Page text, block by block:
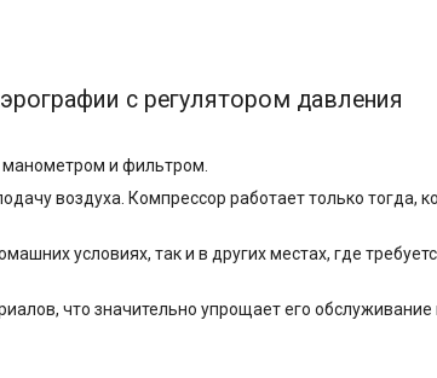
с регулятором давления
манометром и фильтром.
воздуха. Компрессор работает только тогда,
условиях, так и в других местах, где
что значительно упрощает его